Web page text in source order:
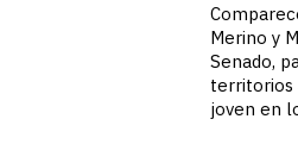
Merino y
Senado,
territorios
joven en